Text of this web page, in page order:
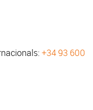
+34 93 600